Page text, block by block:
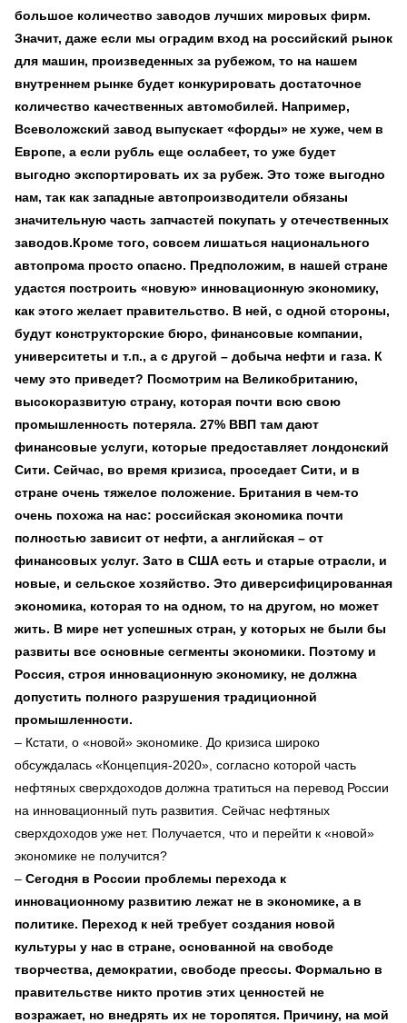
большое количество заводов лучших мировых фирм.
Значит, даже если мы оградим вход на российский рынок
для машин, произведенных за рубежом, то на нашем
внутреннем рынке будет конкурировать достаточное
количество качественных автомобилей. Например,
Всеволожский завод выпускает «форды» не хуже, чем в
Европе, а если рубль еще ослабеет, то уже будет
выгодно экспортировать их за рубеж. Это тоже выгодно
нам, так как западные автопроизводители обязаны
значительную часть запчастей покупать у отечественных
заводов.Кроме того, совсем лишаться национального
автопрома просто опасно. Предположим, в нашей стране
удастся построить «новую» инновационную экономику,
как этого желает правительство. В ней, с одной стороны,
будут конструкторские бюро, финансовые компании,
университеты и т.п., а с другой – добыча нефти и газа. К
чему это приведет? Посмотрим на Великобританию,
высокоразвитую страну, которая почти всю свою
промышленность потеряла. 27% ВВП там дают
финансовые услуги, которые предоставляет лондонский
Сити. Сейчас, во время кризиса, проседает Сити, и в
стране очень тяжелое положение. Британия в чем-то
очень похожа на нас: российская экономика почти
полностью зависит от нефти, а английская – от
финансовых услуг. Зато в США есть и старые отрасли, и
новые, и сельское хозяйство. Это диверсифицированная
экономика, которая то на одном, то на другом, но может
жить. В мире нет успешных стран, у которых не были бы
развиты все основные сегменты экономики. Поэтому и
Россия, строя инновационную экономику, не должна
допустить полного разрушения традиционной
промышленности.
– Кстати, о «новой» экономике. До кризиса широко
обсуждалась «Концепция-2020», согласно которой часть
нефтяных сверхдоходов должна тратиться на перевод России
на инновационный путь развития. Сейчас нефтяных
сверхдоходов уже нет. Получается, что и перейти к «новой»
экономике не получится?
– Сегодня в России проблемы перехода к
инновационному развитию лежат не в экономике, а в
политике. Переход к ней требует создания новой
культуры у нас в стране, основанной на свободе
творчества, демократии, свободе прессы. Формально в
правительстве никто против этих ценностей не
возражает, но внедрять их не торопятся. Причину, на мой